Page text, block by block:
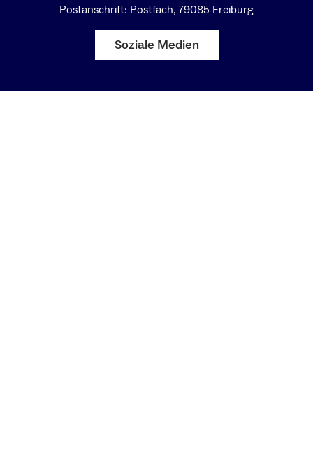
Postanschrift: Postfach, 79085 Freiburg
Soziale Medien